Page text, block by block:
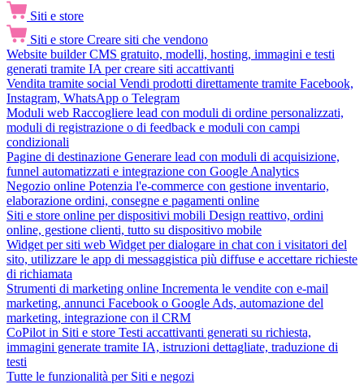
Siti e store
Siti e store Creare siti che vendono
Website builder CMS gratuito, modelli, hosting, immagini e testi
generati tramite IA per creare siti accattivanti
Vendita tramite social Vendi prodotti direttamente tramite Facebook,
Instagram, WhatsApp o Telegram
Moduli web Raccogliere lead con moduli di ordine personalizzati,
moduli di registrazione o di feedback e moduli con campi
condizionali
Pagine di destinazione Generare lead con moduli di acquisizione,
funnel automatizzati e integrazione con Google Analytics
Negozio online Potenzia l'e-commerce con gestione inventario,
elaborazione ordini, consegne e pagamenti online
Siti e store online per dispositivi mobili Design reattivo, ordini
online, gestione clienti, tutto su dispositivo mobile
Widget per siti web Widget per dialogare in chat con i visitatori del
sito, utilizzare le app di messaggistica più diffuse e accettare richieste
di richiamata
Strumenti di marketing online Incrementa le vendite con e-mail
marketing, annunci Facebook o Google Ads, automazione del
marketing, integrazione con il CRM
CoPilot in Siti e store Testi accattivanti generati su richiesta,
immagini generate tramite IA, istruzioni dettagliate, traduzione di
testi
Tutte le funzionalità per Siti e negozi